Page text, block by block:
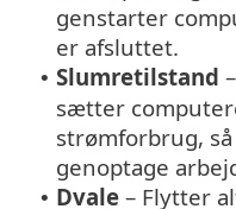
genstarter
er afsluttet.
• Slumretilstand
sætter
strømforbrug,
genoptage
• Dvale – Flytter